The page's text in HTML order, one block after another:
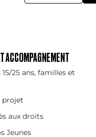
ACCOMPAGNEMENT
25 ans, familles et
projet
aux droits
Jeunes